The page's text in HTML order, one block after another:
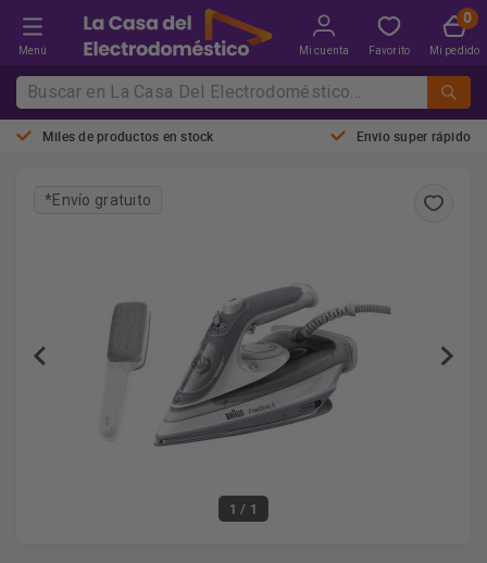
Menú Mi cuenta Favorito Mi pedido
Miles de productos en stock Envio super rápido
1 / 1
*Envío gratuito